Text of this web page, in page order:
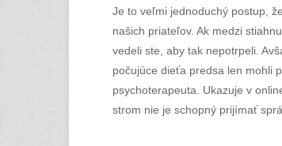
Je to veľmi jednoduchý postup,
našich priateľov. Ak medzi
vedeli ste, aby tak nepotrpeli.
počujúce dieťa predsa len mohli
psychoterapeuta. Ukazuje v
strom nie je schopný prijímať